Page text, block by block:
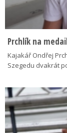
Prchlík na
Kajakář Ondřej
Szegedu dvakrát